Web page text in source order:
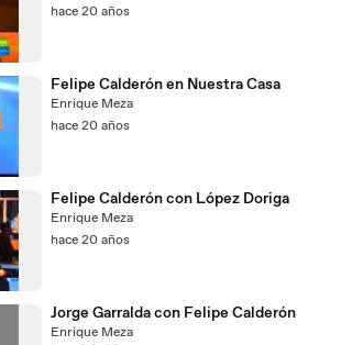
hace 20 años
Felipe Calderón en Nuestra Casa
Enrique Meza
hace 20 años
Felipe Calderón con López Doriga
Enrique Meza
hace 20 años
Jorge Garralda con Felipe Calderón
Enrique Meza